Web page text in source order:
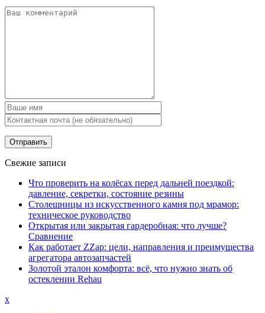
Свежие записи
Что проверить на колёсах перед дальней поездкой:
давление, секретки, состояние резины
Столешницы из искусственного камня под мрамор:
техническое руководство
Открытая или закрытая гардеробная: что лучше?
Сравнение
Как работает ZZap: цели, направления и преимущества
агрегатора автозапчастей
Золотой эталон комфорта: всё, что нужно знать об
остеклении Rehau
x